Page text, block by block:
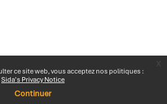
ce site web, vous acceptez nos politiques :
Sida's Privacy Notice
Continuer